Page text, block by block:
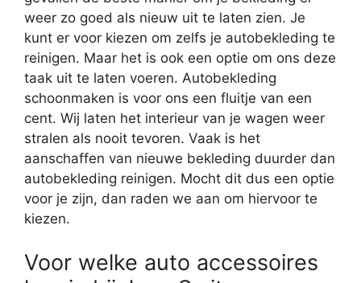
weer zo goed als nieuw uit te laten zien. Je
kunt er voor kiezen om zelfs je autobekleding te
reinigen. Maar het is ook een optie om ons deze
taak uit te laten voeren. Autobekleding
schoonmaken is voor ons een fluitje van een
cent. Wij laten het interieur van je wagen weer
stralen als nooit tevoren. Vaak is het
aanschaffen van nieuwe bekleding duurder dan
autobekleding reinigen. Mocht dit dus een optie
voor je zijn, dan raden we aan om hiervoor te
kiezen.
Voor welke auto accessoires